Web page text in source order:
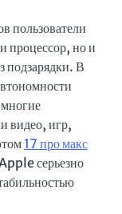
пользователи
процессор, но и
подзарядки. В
видео, игр,
17 про макс
серьезно